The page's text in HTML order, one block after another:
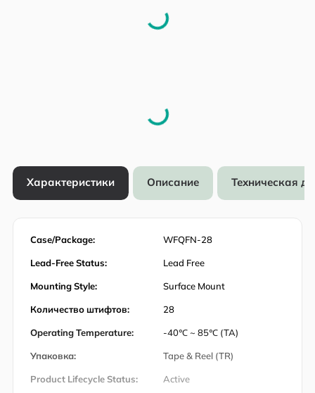
Характеристики Описание Техническая
Case/Package: WFQFN-28
Lead-Free Status: Lead Free
Mounting Style: Surface Mount
Количество штифтов: 28
Operating Temperature: -40℃ ~ 85℃ (TA)
Упаковка: Tape & Reel (TR)
Product Lifecycle Status: Active